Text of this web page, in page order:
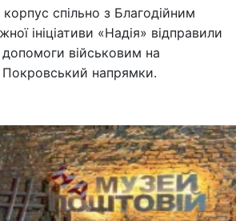
спільно з Благодійним
ініціативи «Надія» відправили
допомоги військовим на
Покровський напрямки.